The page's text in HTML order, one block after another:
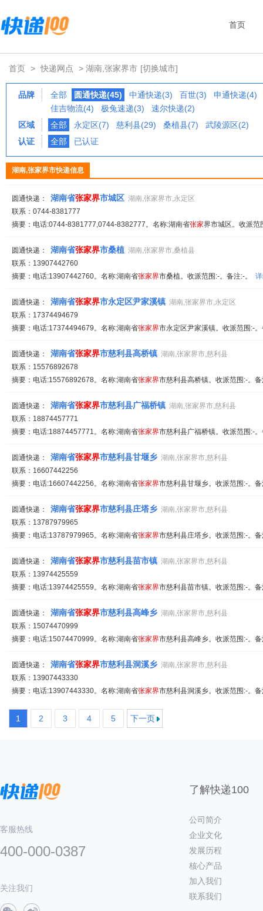
首页
首页 > 快递网点 > 湖南,张家界市 [切换城市]
品牌 全部 圆通快递(45) 中通快递(3) 百世(3)
申通快递(4)
佳吉物流(4)
极兔速递(3)
速尔快递(2)
区域
全部 永定区(7) 慈利县(29) 桑植县(7)
武陵源区(2)
认证
全部 已认证
湖南,张家界市快递信息
圆通快递： 湖南省张家界市城区 湖南,张家界市,永定区
联系：0744-8381777
摘要：电话:0744-8381777,0744-8382777。名称:湖南省张家界市城区。收派
圆通快递： 湖南省张家界市桑植 湖南,张家界市,桑植县
联系：13907442760
摘要：电话:13907442760。名称:湖南省张家界市桑植。收派范围:-。备注:-。
圆通快递： 湖南省张家界市永定区尹家溪镇 湖南,张家界市,永定区
联系：17374494679
摘要：电话:17374494679。名称:湖南省张家界市永定区尹家溪镇。收派范围:-
圆通快递： 湖南省张家界市慈利县高桥镇 湖南,张家界市,慈利县
联系：15576892678
摘要：电话:15576892678。名称:湖南省张家界市慈利县高桥镇。收派范围:-。
圆通快递： 湖南省张家界市慈利县广福桥镇 湖南,张家界市,慈利县
联系：18874457771
摘要：电话:18874457771。名称:湖南省张家界市慈利县广福桥镇。收派范围:-
圆通快递： 湖南省张家界市慈利县甘堰乡 湖南,张家界市,慈利县
联系：16607442256
摘要：电话:16607442256。名称:湖南省张家界市慈利县甘堰乡。收派范围:-。
圆通快递： 湖南省张家界市慈利县庄塔乡 湖南,张家界市,慈利县
联系：13787979965
摘要：电话:13787979965。名称:湖南省张家界市慈利县庄塔乡。收派范围:-。
圆通快递： 湖南省张家界市慈利县苗市镇 湖南,张家界市,慈利县
联系：13974425559
摘要：电话:13974425559。名称:湖南省张家界市慈利县苗市镇。收派范围:-。
圆通快递： 湖南省张家界市慈利县高峰乡 湖南,张家界市,慈利县
联系：15074470999
摘要：电话:15074470999。名称:湖南省张家界市慈利县高峰乡。收派范围:-。
圆通快递： 湖南省张家界市慈利县洞溪乡 湖南,张家界市,慈利县
联系：13907443330
摘要：电话:13907443330。名称:湖南省张家界市慈利县洞溪乡。收派范围:-。
1 2 3 4 5 下一页
客服热线
400-000-0387
关注我们
了解快递100
公司简介
企业文化
发展历程
核心产品
加入我们
联系我们